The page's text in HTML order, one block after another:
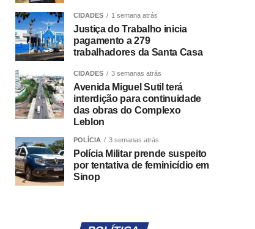
CIDADES 1 semana atrás
Justiça do Trabalho inicia
pagamento a 279
trabalhadores da Santa Casa
CIDADES 3 semanas atrás
Avenida Miguel Sutil terá
interdição para continuidade
das obras do Complexo
Leblon
POLÍCIA 3 semanas atrás
Polícia Militar prende suspeito
por tentativa de feminicídio em
Sinop